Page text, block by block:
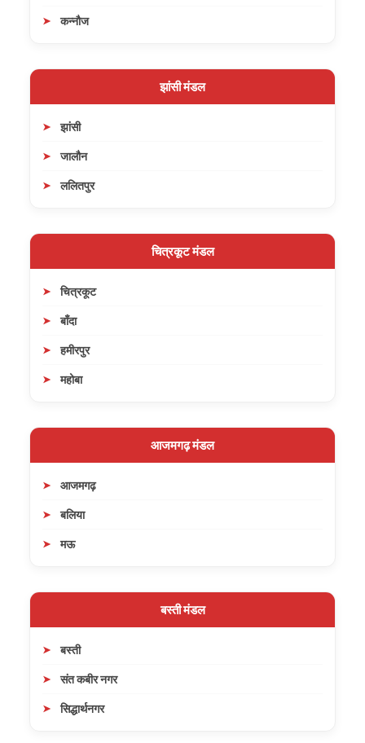
कन्नौज
झांसी मंडल
झांसी
जालौन
ललितपुर
चित्रकूट मंडल
चित्रकूट
बाँदा
हमीरपुर
महोबा
आजमगढ़ मंडल
आजमगढ़
बलिया
मऊ
बस्ती मंडल
बस्ती
संत कबीर नगर
सिद्धार्थनगर